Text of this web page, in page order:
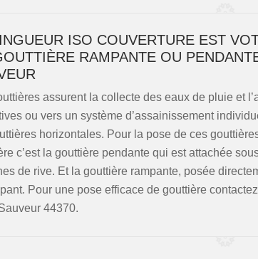
ISO COUVERTURE EST
RAMPANTE OU
assurent la collecte des eaux de pluie et
ou vers un système d’assainissement
horizontales. Pour la pose de ces
c’est la gouttière pendante qui est attachée
de rive. Et la gouttière rampante, posée
Pour une pose efficace de gouttière
44370.